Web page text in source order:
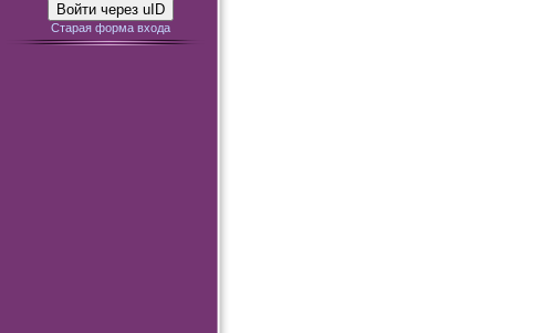
Войти через uID
Старая форма входа